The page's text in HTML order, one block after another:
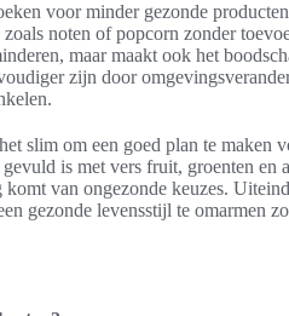
voor minder gezonde
noten of popcorn zonder
maar maakt ook het
zijn door
slim om een goed plan te maken
is met vers fruit, groenten en
van ongezonde keuzes.
gezonde levensstijl te omarmen